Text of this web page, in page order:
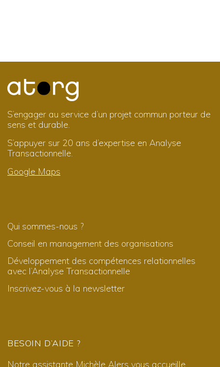
S’engager au service d’un projet commun porteur de
sens et durable.
S’appuyer sur 20 ans d’expertise en Analyse
Transactionnelle.
Google Maps
Qui sommes-nous ?
Conseil en management des organisations
Développement des compétences relationnelles
avec l’Analyse Transactionnelle
Inscrivez-vous à la newsletter
BESOIN D’AIDE ?
Notre assistante Michèle Alers vous accueille